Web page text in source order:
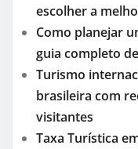
escolher a
Como planejar
guia completo
Turismo
brasileira com
visitantes
Taxa Turística